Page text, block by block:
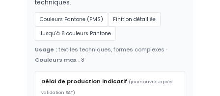
techniques.
Couleurs Pantone (PMS)
Finition détaillée
Jusqu'à 8 couleurs Pantone
Usage :textiles techniques, formes complexes ·
Couleurs max : 8
Délai de production indicatif (jours ouvrés après
validation BAT)